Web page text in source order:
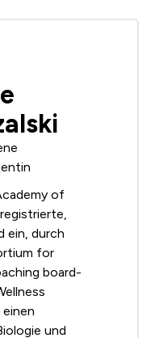
of
ein, durch
for
board-
und